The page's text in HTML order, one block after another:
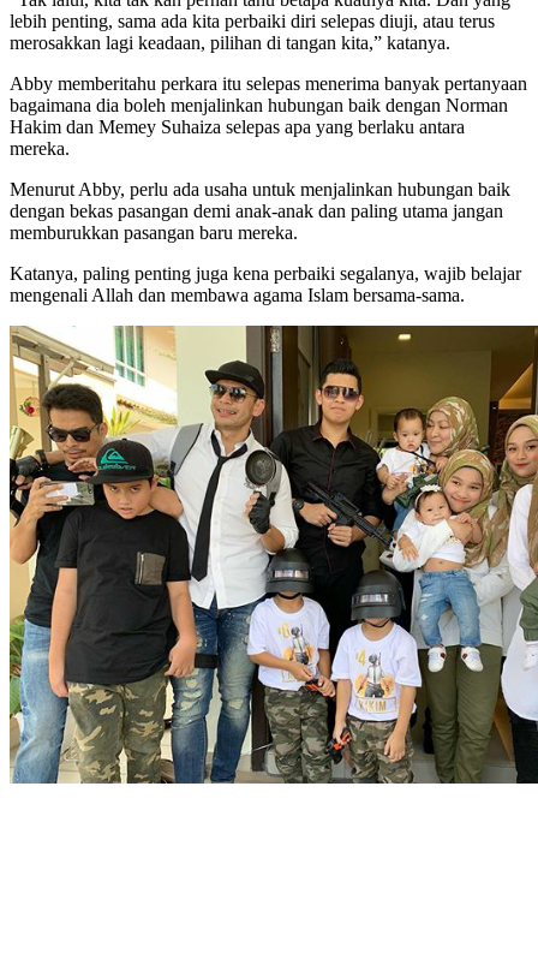
lebih penting, sama ada kita perbaiki diri selepas diuji, atau terus
merosakkan lagi keadaan, pilihan di tangan kita,” katanya.
Abby memberitahu perkara itu selepas menerima banyak pertanyaan
bagaimana dia boleh menjalinkan hubungan baik dengan Norman
Hakim dan Memey Suhaiza selepas apa yang berlaku antara
mereka.
Menurut Abby, perlu ada usaha untuk menjalinkan hubungan baik
dengan bekas pasangan demi anak-anak dan paling utama jangan
memburukkan pasangan baru mereka.
Katanya, paling penting juga kena perbaiki segalanya, wajib belajar
mengenali Allah dan membawa agama Islam bersama-sama.